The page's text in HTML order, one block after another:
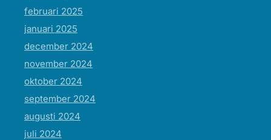
februari 2025
januari 2025
december 2024
november 2024
oktober 2024
september 2024
augusti 2024
juli 2024